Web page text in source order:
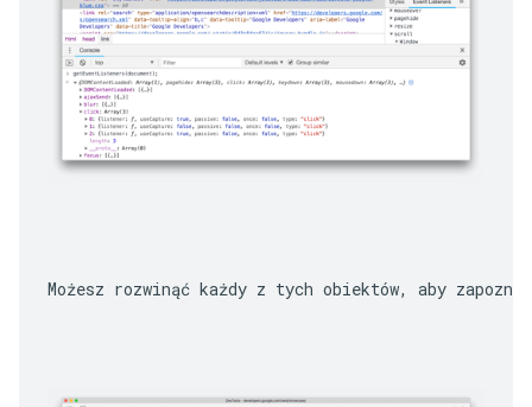
Możesz rozwinąć każdy z tych obiektów, aby